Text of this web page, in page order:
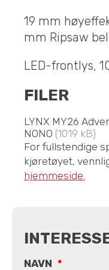
19 mm
mm Ripsaw
LED-frontlys,
FILER
LYNX MY26
NONO (1019 kB)
For fullstendige
kjøretøyet,
hjemmeside.
NAVN *